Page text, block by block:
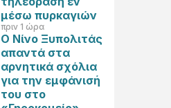
μέσω πυρκαγιών
πριν 1 ώρα
Ο Νίνο Ξυπολιτάς
απαντά στα
αρνητικά σχόλια
για την εμφάνισή
του στο